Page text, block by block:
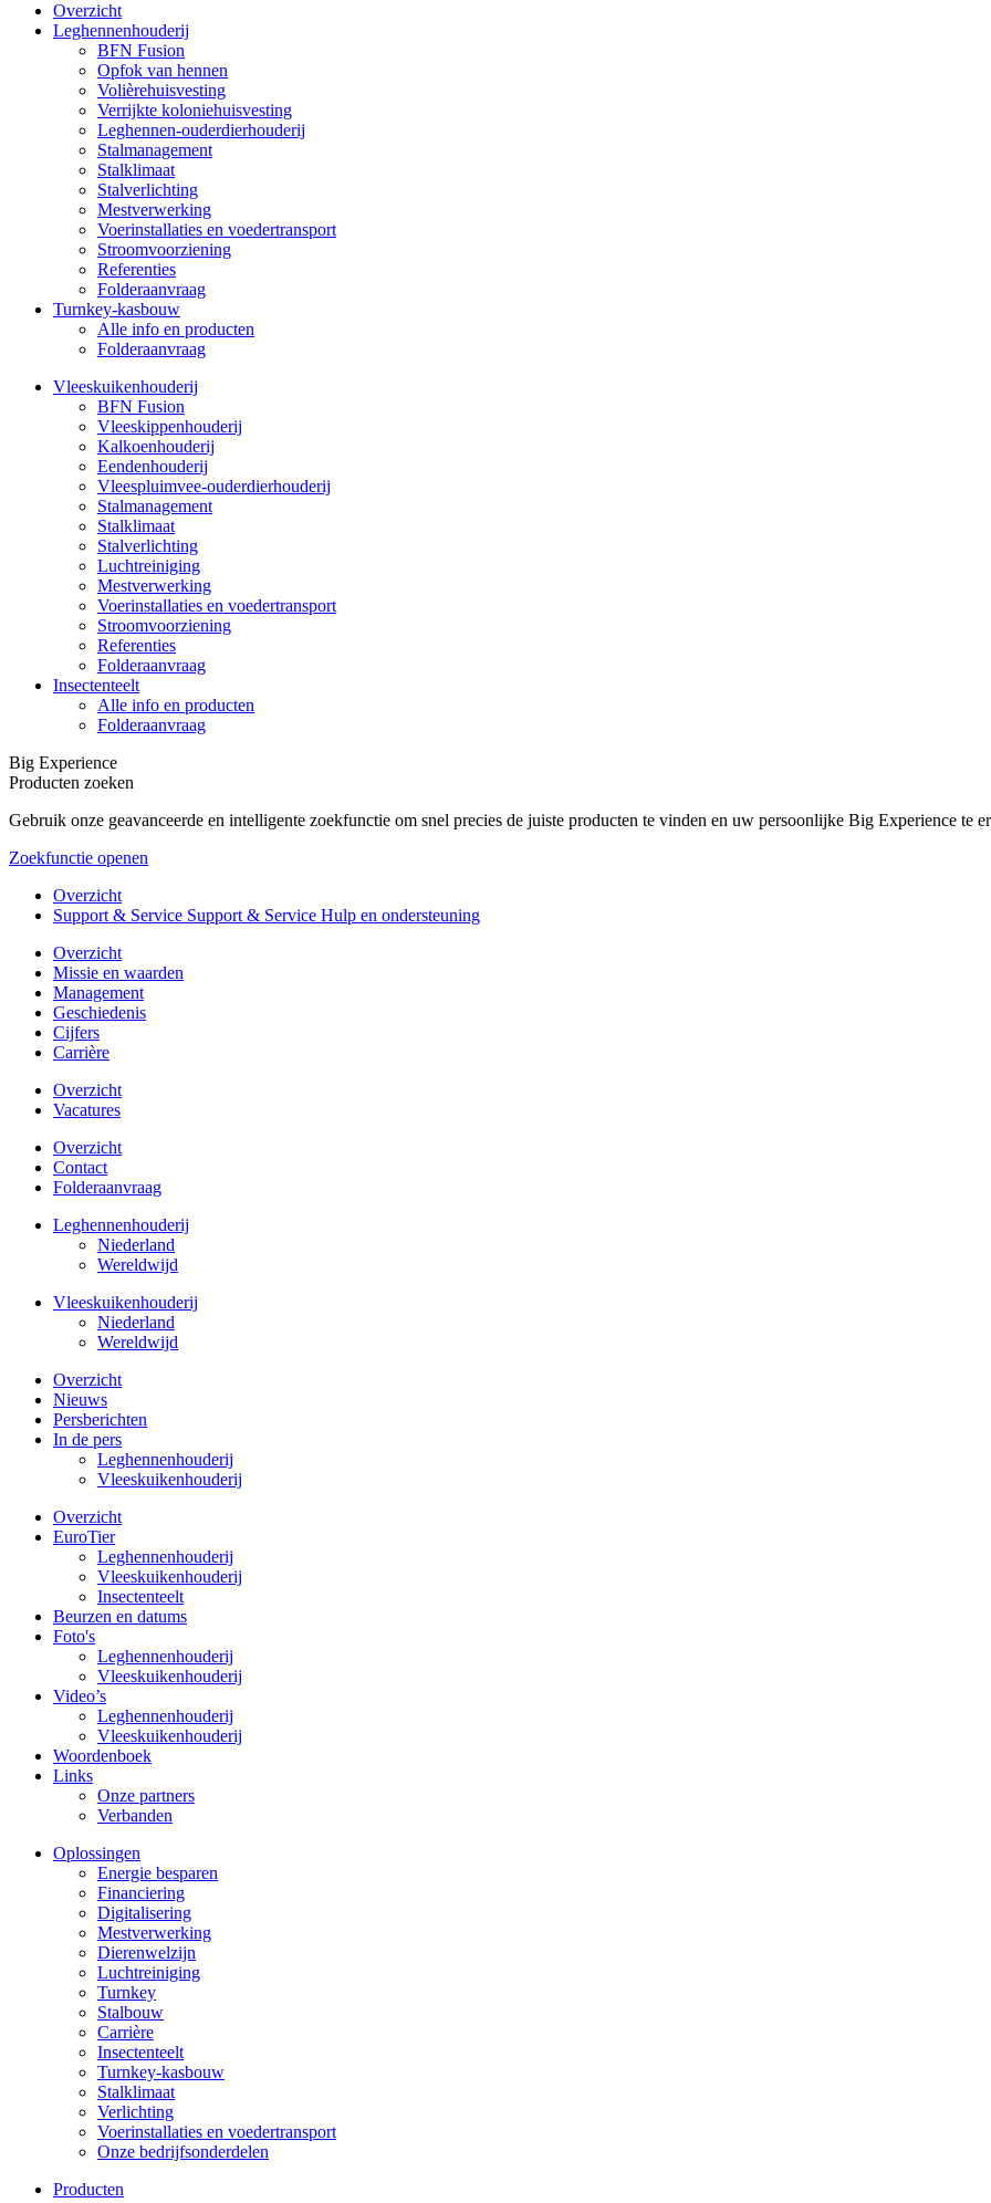
Overzicht
Leghennenhouderij
BFN Fusion
Opfok van hennen
Volièrehuisvesting
Verrijkte koloniehuisvesting
Leghennen-ouderdierhouderij
Stalmanagement
Stalklimaat
Stalverlichting
Mestverwerking
Voerinstallaties en voedertransport
Stroomvoorziening
Referenties
Folderaanvraag
Turnkey-kasbouw
Alle info en producten
Folderaanvraag
Vleeskuikenhouderij
BFN Fusion
Vleeskippenhouderij
Kalkoenhouderij
Eendenhouderij
Vleespluimvee-ouderdierhouderij
Stalmanagement
Stalklimaat
Stalverlichting
Luchtreiniging
Mestverwerking
Voerinstallaties en voedertransport
Stroomvoorziening
Referenties
Folderaanvraag
Insectenteelt
Alle info en producten
Folderaanvraag
Big Experience
Producten zoeken
Gebruik onze geavanceerde en intelligente zoekfunctie om snel precies de juiste producten te vinden en uw persoonlijke Big Experience te
Zoekfunctie openen
Overzicht
Support & Service Support & Service Hulp en ondersteuning
Overzicht
Missie en waarden
Management
Geschiedenis
Cijfers
Carrière
Overzicht
Vacatures
Overzicht
Contact
Folderaanvraag
Leghennenhouderij
Niederland
Wereldwijd
Vleeskuikenhouderij
Niederland
Wereldwijd
Overzicht
Nieuws
Persberichten
In de pers
Leghennenhouderij
Vleeskuikenhouderij
Overzicht
EuroTier
Leghennenhouderij
Vleeskuikenhouderij
Insectenteelt
Beurzen en datums
Foto's
Leghennenhouderij
Vleeskuikenhouderij
Video’s
Leghennenhouderij
Vleeskuikenhouderij
Woordenboek
Links
Onze partners
Verbanden
Oplossingen
Energie besparen
Financiering
Digitalisering
Mestverwerking
Dierenwelzijn
Luchtreiniging
Turnkey
Stalbouw
Carrière
Insectenteelt
Turnkey-kasbouw
Stalklimaat
Verlichting
Voerinstallaties en voedertransport
Onze bedrijfsonderdelen
Producten